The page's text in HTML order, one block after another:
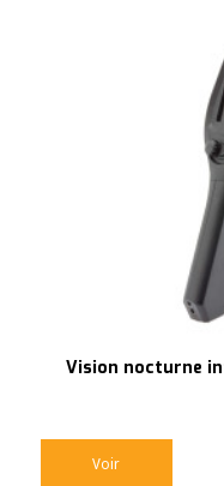
Vision nocturne
Voir